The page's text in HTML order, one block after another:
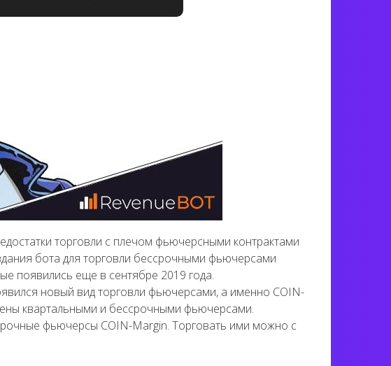
торговли с плечом фьючерсными контрактами
бота для торговли бессрочными фьючерсами
появились еще в сентябре 2019 года.
новый вид торговли фьючерсами, а именно COIN-
квартальными и бессрочными фьючерсами.
фьючерсы COIN-Margin. Торговать ими можно с